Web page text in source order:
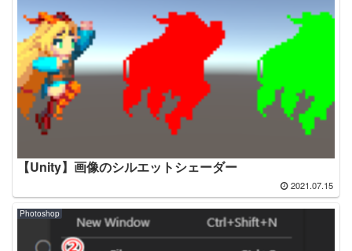
【Unity】画像のシルエットシェーダー
2021.07.15
Photoshop